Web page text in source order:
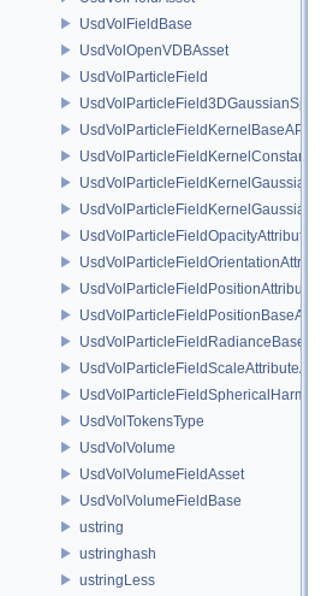
UsdVolFieldBase
UsdVolOpenVDBAsset
UsdVolParticleField
UsdVolParticleField3DGaussianSplat
UsdVolParticleFieldKernelBaseAPI
UsdVolParticleFieldPositionBaseAPI
UsdVolParticleFieldRadianceBaseAPI
UsdVolParticleFieldScaleAttributeAPI
UsdVolTokensType
UsdVolVolume
UsdVolVolumeFieldAsset
UsdVolVolumeFieldBase
ustring
ustringhash
ustringLess